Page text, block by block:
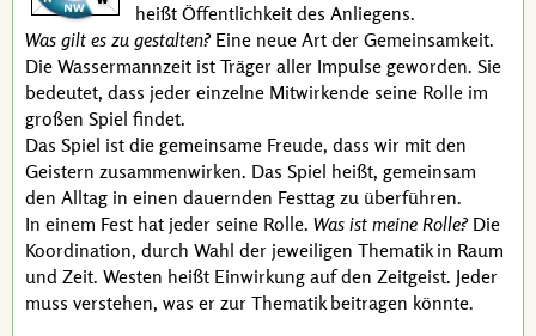
heißt Öffentlichkeit des Anliegens.
Was gilt es zu gestalten?Eine neue Art der Gemeinsamkeit.
Die Wassermann­zeit ist Träger aller Impulse geworden. Sie
bedeutet, dass jeder einzelne Mit­wirkende seine Rolle im
großen Spiel findet.
Das Spiel ist die gemeinsame Freude, dass wir mit den
Geistern zusammen­wirken. Das Spiel heißt, gemeinsam
den Alltag in einen dauernden Festtag zu überführen.
In einem Fest hat jeder seine Rolle. Was ist meine Rolle?Die
Koordination, durch Wahl der jeweiligen Thematik in Raum
und Zeit. Westen heißt Einwirkung auf den Zeitgeist. Jeder
muss verstehen, was er zur Thematik beitragen könnte.